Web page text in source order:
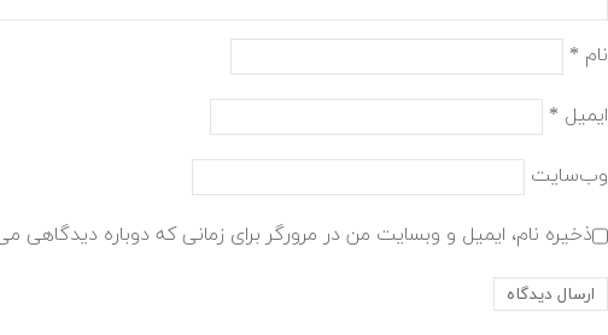
نام *
ایمیل *
وب‌سایت
ذخیره نام، ایمیل و وبسایت من در مرورگر برای زمانی که دوباره دیدگاهی